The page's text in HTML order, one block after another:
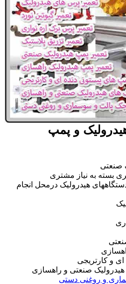
و پمپ
صنعتی
بسته به نیاز مشتری
هیدرولیک درمحل انجام
و کارتریجی
صنعتی و راهسازی
و روغنی دستی